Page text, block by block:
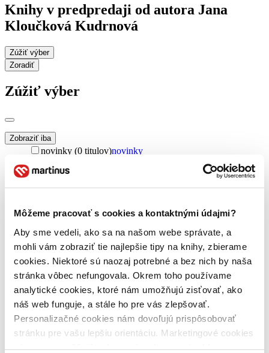
Môžeme pracovať s cookies a kontaktnými údajmi?
Aby sme vedeli, ako sa na našom webe správate, a
mohli vám zobraziť tie najlepšie tipy na knihy, zbierame
cookies. Niektoré sú naozaj potrebné a bez nich by naša
stránka vôbec nefungovala. Okrem toho používame
analytické cookies, ktoré nám umožňujú zisťovať, ako
náš web funguje, a stále ho pre vás zlepšovať.
Personalizačné cookies nám dovoľujú prispôsobovať
stránku pre vašu lepšiu orientáciu. Marketingové cookies
nám zas umožňujú zobrazenie relevantnej reklamy.
Knihy v predpredaji od autora Jana
Kloučková Kudrnová
Zúžiť výber
Zoradiť
Zúžiť výber
Zobraziť iba
novinky (0 titulov)novinky
predpredaj (0 titulov) predpredaj
pripravujeme (0 titulov)
dostupná (bez vypredaných) (0 titulov)dostupná (bez
vypredaných)
Nové / čítané
nová (0 titulov)nová
čítaná (0 titulov)čítaná
čítaná - výborný stav (0 titulov)čítaná - výborný stav
čítaná - mierne opotrebovaná (0 titulov)
čítaná - mierne
opotrebovaná
čítané verzie vypredaných kníh (0 titulov)čítané verzie
vypredaných kníh